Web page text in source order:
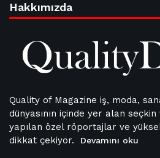
Hakkımızda
Quality of Magazine iş, moda,
dünyasının içinde yer alan
yapılan özel röportajlar ve
dikkat çekiyor.
Devamını oku